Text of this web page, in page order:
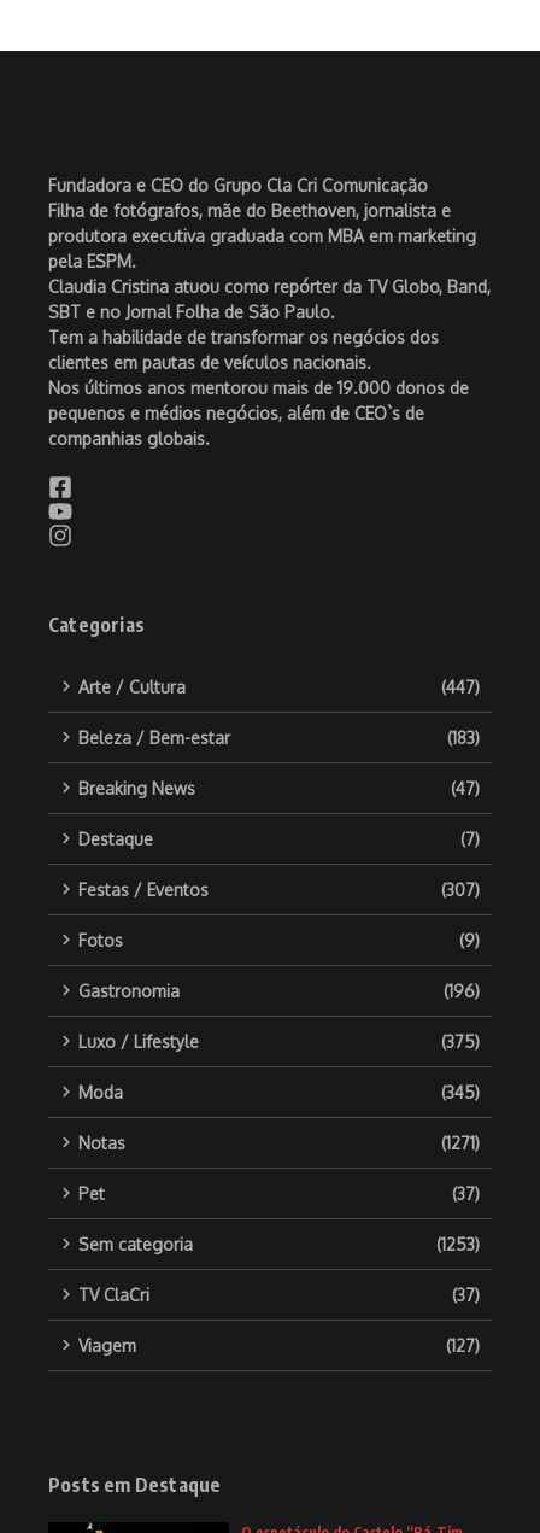
Fundadora e CEO do Grupo Cla Cri Comunicação
Filha de fotógrafos, mãe do Beethoven, jornalista e
produtora executiva graduada com MBA em marketing
pela ESPM.
Claudia Cristina atuou como repórter da TV Globo, Band,
SBT e no Jornal Folha de São Paulo.
Tem a habilidade de transformar os negócios dos
clientes em pautas de veículos nacionais.
Nos últimos anos mentorou mais de 19.000 donos de
pequenos e médios negócios, além de CEO`s de
companhias globais.
Categorias
Arte / Cultura (447)
Beleza / Bem-estar (183)
Breaking News (47)
Destaque (7)
Festas / Eventos (307)
Fotos (9)
Gastronomia (196)
Luxo / Lifestyle (375)
Moda (345)
Notas (1271)
Pet (37)
Sem categoria (1253)
TV ClaCri (37)
Viagem (127)
Posts em Destaque